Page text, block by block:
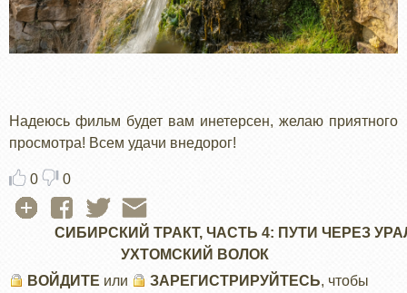
Надеюсь фильм будет вам инетерсен, желаю приятного
просмотра! Всем удачи внедорог!
0 0
СИБИРСКИЙ ТРАКТ, ЧАСТЬ 4: ПУТИ ЧЕРЕЗ
УХТОМСКИЙ ВОЛОК
ВОЙДИТЕ или ЗАРЕГИСТРИРУЙТЕСЬ, чтобы